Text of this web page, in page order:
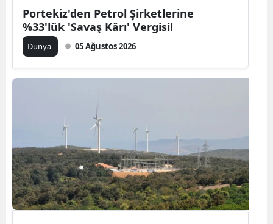
Portekiz'den Petrol Şirketlerine
%33'lük 'Savaş Kârı' Vergisi!
Dünya 05 Ağustos 2026